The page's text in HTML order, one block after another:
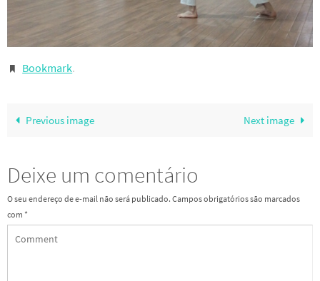
Bookmark.
Previous image Next image
Deixe um comentário
O seu endereço de e-mail não será publicado. Campos obrigatórios são marcados
com *